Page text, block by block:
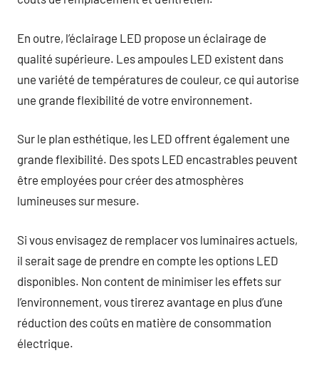
En outre, l’éclairage LED propose un éclairage de
qualité supérieure. Les ampoules LED existent dans
une variété de températures de couleur, ce qui autorise
une grande flexibilité de votre environnement.
Sur le plan esthétique, les LED offrent également une
grande flexibilité. Des spots LED encastrables peuvent
être employées pour créer des atmosphères
lumineuses sur mesure.
Si vous envisagez de remplacer vos luminaires actuels,
il serait sage de prendre en compte les options LED
disponibles. Non content de minimiser les effets sur
l’environnement, vous tirerez avantage en plus d’une
réduction des coûts en matière de consommation
électrique.